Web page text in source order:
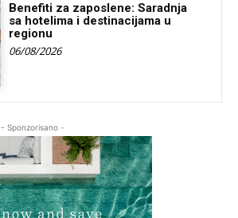
Benefiti za zaposlene: Saradnja
sa hotelima i destinacijama u
regionu
06/08/2026
- Sponzorisano -